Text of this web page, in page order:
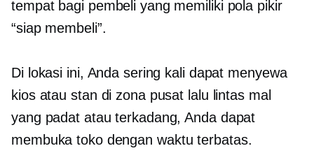
tempat bagi pembeli yang memiliki pola pikir
“siap membeli”.
Di lokasi ini, Anda sering kali dapat menyewa
kios atau stan di zona pusat lalu lintas mal
yang padat atau terkadang, Anda dapat
membuka toko dengan waktu terbatas.